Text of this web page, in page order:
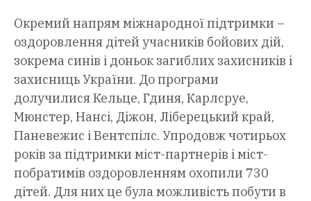
Окремий напрям міжнародної підтримки –
оздоровлення дітей учасників бойових дій,
зокрема синів і доньок загиблих захисників і
захисниць України. До програми
долучилися Кельце, Гдиня, Карлсруе,
Мюнстер, Нансі, Діжон, Ліберецький край,
Паневежис і Вентспілс. Упродовж чотирьох
років за підтримки міст-партнерів і міст-
побратимів оздоровленням охопили 730
дітей. Для них це була можливість побути в